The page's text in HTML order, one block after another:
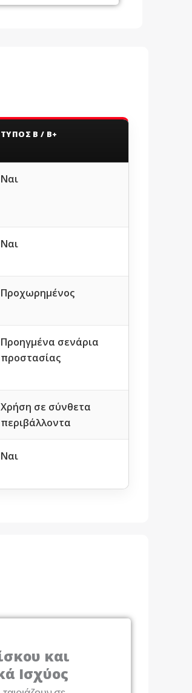
ΤΎΠΟΣ B / B+
Ναι
Ναι
Προχωρημένος
Προηγμένα σενάρια
προστασίας
Χρήση σε σύνθετα
περιβάλλοντα
Ναι
και
Ισχύος